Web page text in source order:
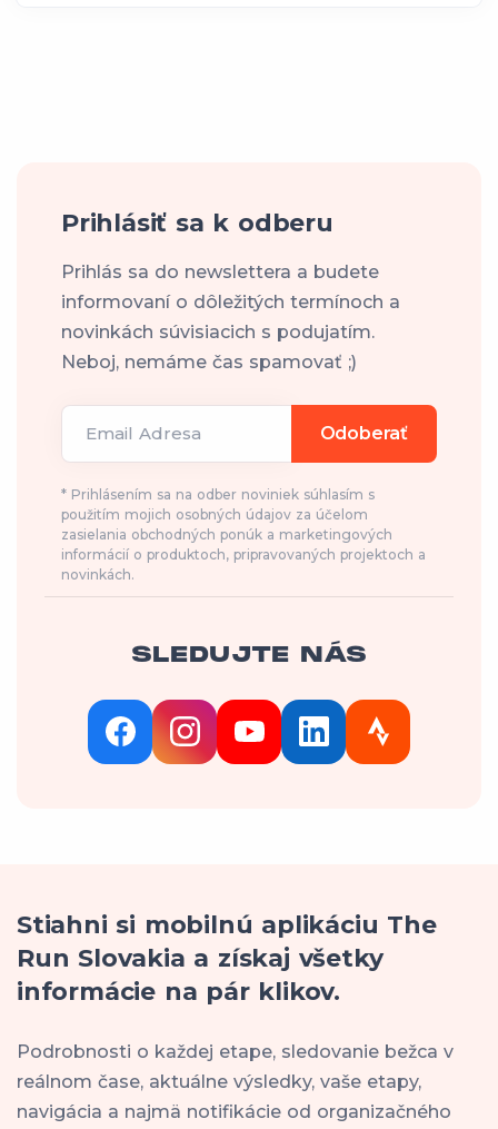
Prihlásiť sa k odberu
Prihlás sa do newslettera a budete
informovaní o dôležitých termínoch a
novinkách súvisiacich s podujatím.
Neboj, nemáme čas spamovať ;)
Email Adresa Odoberať
* Prihlásením sa na odber noviniek súhlasím s
použitím mojich osobných údajov za účelom
zasielania obchodných ponúk a marketingových
informácií o produktoch, pripravovaných projektoch a
novinkách.
SLEDUJTE NÁS
Stiahni si mobilnú aplikáciu The
Run Slovakia a získaj všetky
informácie na pár klikov.
Podrobnosti o každej etape, sledovanie bežca v
reálnom čase, aktuálne výsledky, vaše etapy,
navigácia a najmä notifikácie od organizačného